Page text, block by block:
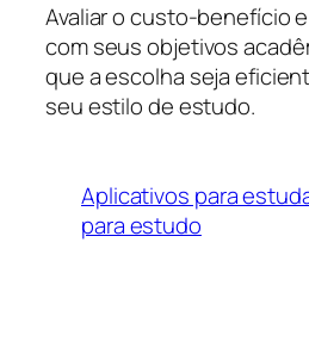
Avaliar o custo-benefício
com seus objetivos
que a escolha seja
seu estilo de estudo.
Aplicativos para
para estudo